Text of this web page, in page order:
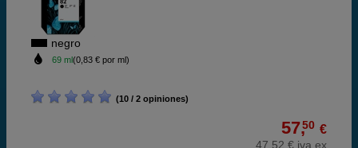
negro
69 ml(0,83 € por ml)
(10 / 2 opiniones)
57,50 €
47,52 € iva ex